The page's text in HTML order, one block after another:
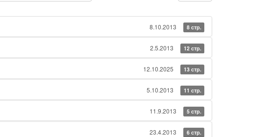
8.10.2013 8 стр.
2.5.2013 12 стр.
12.10.2025 13 стр.
5.10.2013 11 стр.
11.9.2013 5 стр.
23.4.2013 6 стр.